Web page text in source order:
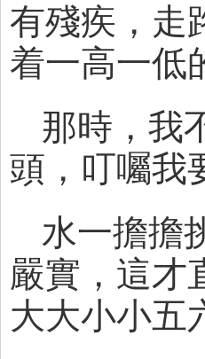
有殘疾，走
着一高一低
那時，我
頭，叮囑我
水一擔擔
嚴實，這才
大大小小五